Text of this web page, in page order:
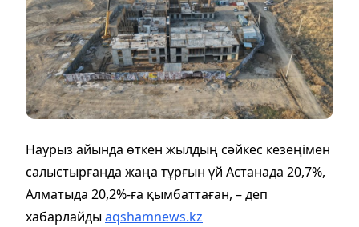
Наурыз айында өткен жылдың сәйкес кезеңімен
салыстырғанда жаңа тұрғын үй Астанада 20,7%,
Алматыда 20,2%-ға қымбаттаған, – деп
хабарлайдыaqshamnews.kz